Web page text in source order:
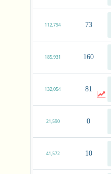
73
112,794
160
185,931
81
132,054
0
21,590
10
41,572